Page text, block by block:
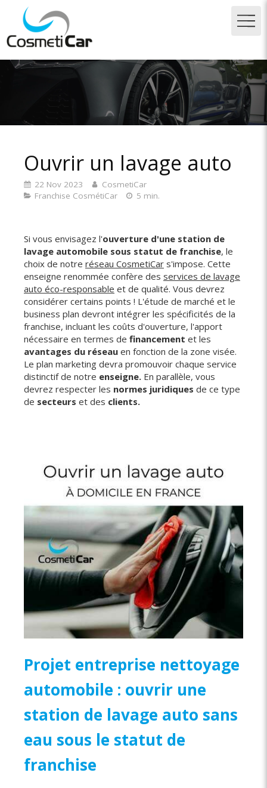
Ouvrir un lavage auto
22 Nov 2023
CosmetiCar
Franchise CosmétiCar
5 min.
Si vous envisagez l'ouverture d'une station de
lavage automobile sous statut de franchise, le
choix de notre réseau CosmetiCar s'impose. Cette
enseigne renommée confère des services de lavage
auto éco-responsable et de qualité. Vous devrez
considérer certains points ! L'étude de marché et le
business plan devront intégrer les spécificités de la
franchise, incluant les coûts d'ouverture, l'apport
nécessaire en termes de financement et les
avantages du réseau en fonction de la zone visée.
Le plan marketing devra promouvoir chaque service
distinctif de notre enseigne. En parallèle, vous
devrez respecter les normes juridiques de ce type
de secteurs et des clients.
Projet entreprise nettoyage
automobile : ouvrir une
station de lavage auto sans
eau sous le statut de
franchise